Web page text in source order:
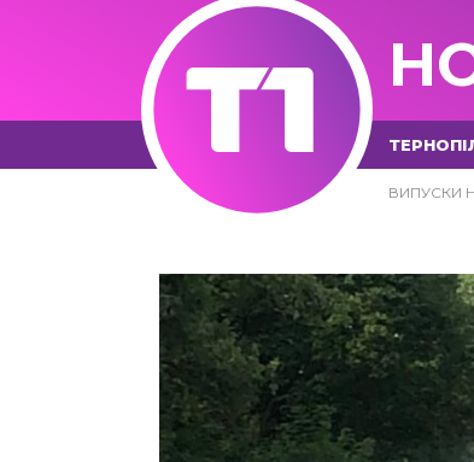
ВИПУСКИ
15.08.2022 - Т1 НОВИНИ